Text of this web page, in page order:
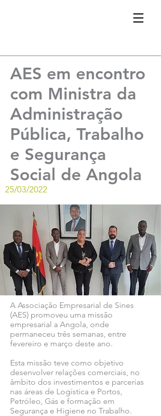
AES em encontro
com Ministra da
Administração
Pública, Trabalho
e Segurança
Social de Angola
25/03/2022
A Associação Empresarial de Sines
(AES) promoveu uma missão
empresarial a Angola, onde
permaneceu três semanas, entre
fevereiro e março deste ano.
Esta missão teve como objetivo
desenvolver relações comerciais, no
âmbito dos investimentos e parcerias
nas áreas de Logística e Portos,
Petróleo, Gás e formação em
Segurança e Higiene no Trabalho.